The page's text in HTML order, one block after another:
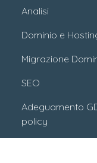
Analisi
Dominio e
Migrazione
SEO
Adeguamento
policy